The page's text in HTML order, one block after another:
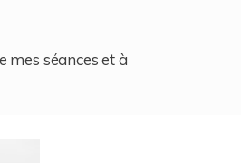
mes séances et à